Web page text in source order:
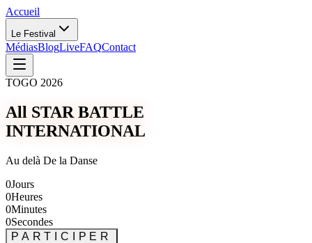
Accueil
Le Festival
MédiasBlogLiveFAQContact
TOGO 2026
All STAR BATTLE
INTERNATIONAL
Au delà De la Danse
0Jours
0Heures
0Minutes
0Secondes
PARTICIPER